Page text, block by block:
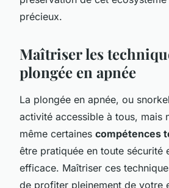
précieux.
Maîtriser les
plongée en apnée
La plongée en apnée, ou
activité accessible à tous, mais
même certaines compétences
être pratiquée en toute sécurité
efficace. Maîtriser ces
de profiter pleinement de votre